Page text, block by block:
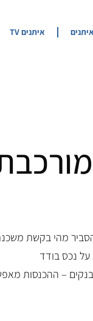
איתנים TV
מהי בקשת
נכס בודד
– ההכנסות